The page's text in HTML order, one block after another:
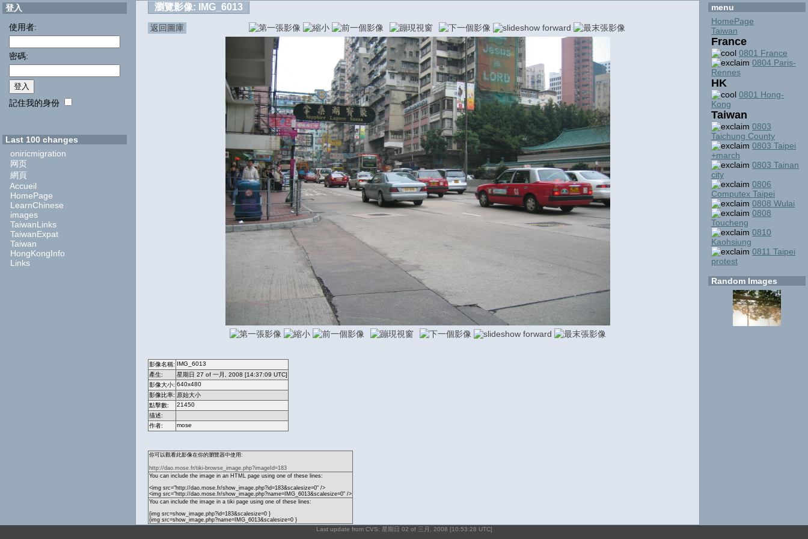
登入
使用者:
密碼:
記住我的身份
Last 100 changes
oniricmigration
网页
網頁
Accueil
HomePage
LearnChinese
images
TaiwanLinks
TaiwanExpat
Taiwan
HongKongInfo
Links
瀏覽影像: IMG_6013
返回圖庫
影像名稱:
IMG_6013
產生:
星期日 27 of 一月, 2008 [14:37:09 UTC]
影像大小: 640x480
影像比率: 原始大小
點擊數:
21450
描述:
作者:
mose
你可以觀看此影像在你的瀏覽器中使用:
http://dao.mose.fr/tiki-browse_image.php?imageId=183
You can include the image in an HTML page using one of these lines:
<img src="http://dao.mose.fr/show_image.php?id=183&scalesize=0" />
<img src="http://dao.mose.fr/show_image.php?name=IMG_6013&scalesize=0" />
You can include the image in a tiki page using one of these lines:
{img src=show_image.php?id=183&scalesize=0 }
{img src=show_image.php?name=IMG_6013&scalesize=0 }
menu
HomePage
Taiwan
France
0801 France
0804 Paris-
Rennes
HK
0801 Hong-
Kong
Taiwan
0803
Taichung County
0803 Taipei
+march
0803 Tainan
city
0806
Computex Taipei
0808 Wulai
0808
Toucheng
0810
Kaohsiung
0811 Taipei
protest
Random Images
Last update from CVS: 星期日 02 of 三月, 2008 [10:53:28 UTC]